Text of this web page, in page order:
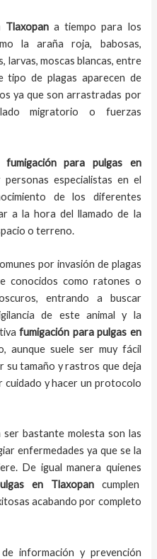
Tlaxopan a tiempo para los
la araña roja, babosas,
larvas, moscas blancas, entre
tipo de plagas aparecen de
ya que son arrastradas por
migratorio o fuerzas
fumigación para pulgas en
especialistas en el
de los diferentes
a la hora del llamado de la
o terreno.
por invasión de plagas
conocidos como ratones o
entrando a buscar
de este animal y la
fumigación para pulgas en
aunque suele ser muy fácil
su tamaño y rastros que deja
cuidado y hacer un protocolo
bastante molesta son las
enfermedades ya que se la
De igual manera quienes
en Tlaxopancumplen
acabando por completo
información y prevención